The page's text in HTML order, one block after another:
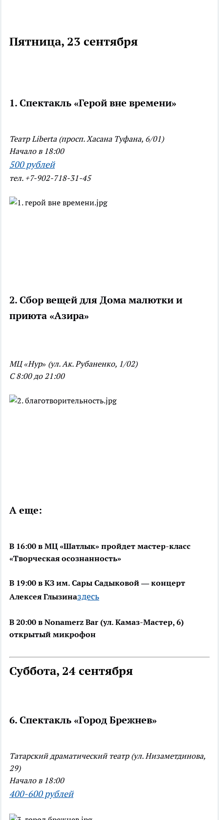
Пятница, 23 сентября
1. Спектакль «Герой вне времени»
Театр Liberta (просп. Хасана Туфана, 6/01)
Начало в 18:00
500 рублей
тел. +7-902-718-31-45
2. Сбор вещей для Дома малютки и
приюта «Азира»
МЦ «Нур» (ул. Ак. Рубаненко, 1/02)
С 8:00 до 21:00
А еще:
В 16:00 в МЦ «Шатлык» пройдет мастер-класс
«Творческая осознанность»
В 19:00 в КЗ им. Сары Садыковой ― концерт
Алексея Глызиназдесь
В 20:00 в Nonamerz Bar (ул. Камаз-Мастер, 6)
открытый микрофон
Суббота, 24 сентября
6. Спектакль «Город Брежнев»
Татарский драматический театр (ул. Низаметдинова,
29)
Начало в 18:00
400-600 рублей